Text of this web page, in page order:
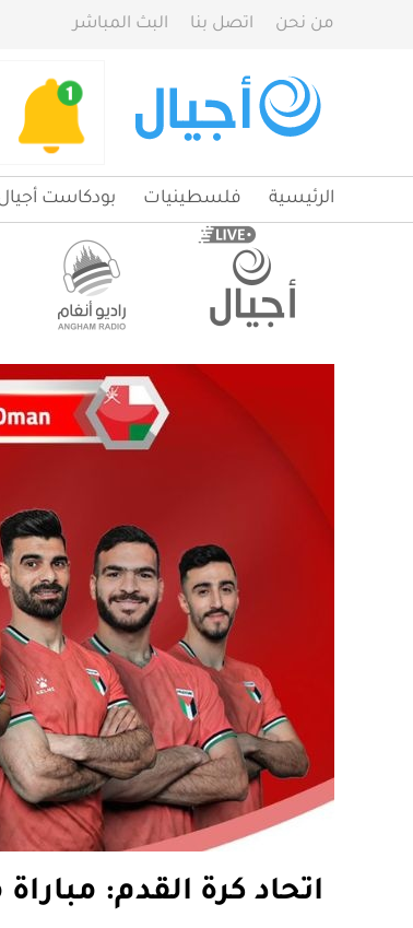
من نحن اتصل بنا البث المباشر
الرئيسية فلسطينيات بودكاست
اتحاد كرة القدم: